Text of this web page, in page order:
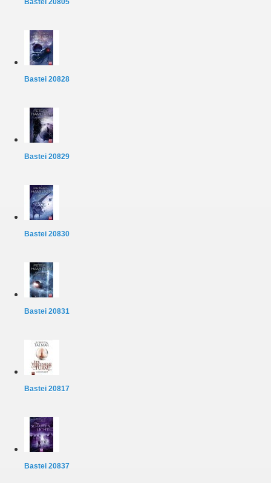
Bastei 20805
Bastei 20828
Bastei 20829
Bastei 20830
Bastei 20831
Bastei 20817
Bastei 20837